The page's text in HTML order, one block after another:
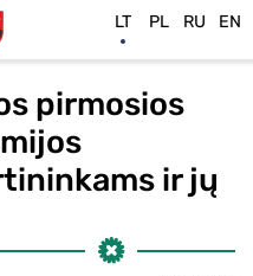
pirmosios
ir jų
LT PL RU EN